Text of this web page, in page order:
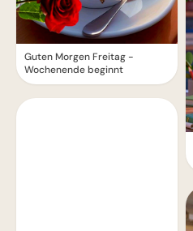
Guten Morgen Freitag -
Wochenende beginnt